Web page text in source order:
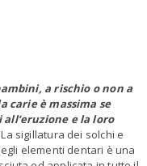
a rischio o non a
carie è massima se
e la loro
La sigillatura dei solchi e
elementi dentari è una